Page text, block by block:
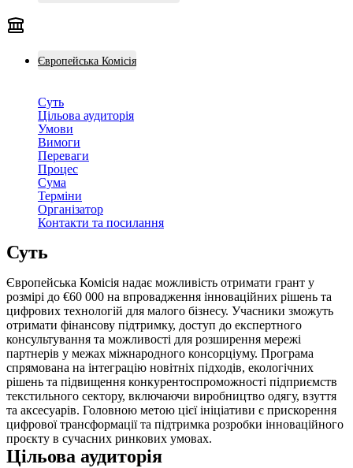
Європейська Комісія
Суть
Цільова аудиторія
Умови
Вимоги
Переваги
Процес
Сума
Терміни
Організатор
Контакти та посилання
Суть
Європейська Комісія надає можливість отримати грант у
розмірі до €60 000 на впровадження інноваційних рішень та
цифрових технологій для малого бізнесу. Учасники зможуть
отримати фінансову підтримку, доступ до експертного
консультування та можливості для розширення мережі
партнерів у межах міжнародного консорціуму. Програма
спрямована на інтеграцію новітніх підходів, екологічних
рішень та підвищення конкурентоспроможності підприємств
текстильного сектору, включаючи виробництво одягу, взуття
та аксесуарів. Головною метою цієї ініціативи є прискорення
цифрової трансформації та підтримка розробки інноваційного
проєкту в сучасних ринкових умовах.
Цільова аудиторія